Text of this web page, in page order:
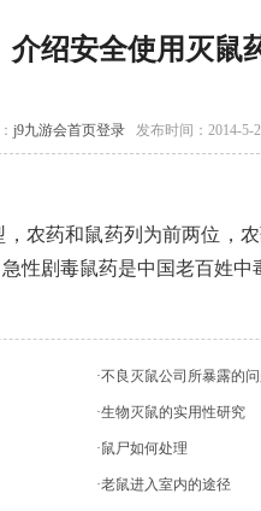
介绍安全使用灭鼠
j9九游会首页登录发布时间：2014-5-
农药和鼠药列为前两位，
性剧毒鼠药是中国老百姓中
·不良灭鼠公司所暴露的
·生物灭鼠的实用性研究
·鼠尸如何处理
·老鼠进入室内的途径